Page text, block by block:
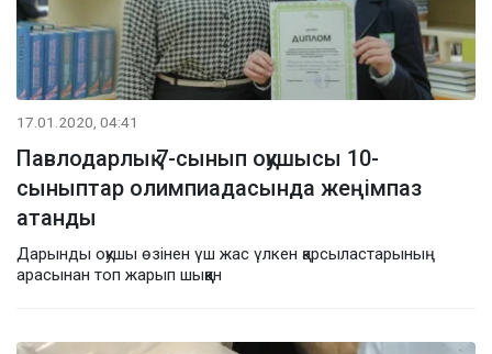
17.01.2020, 04:41
Павлодарлық 7-сынып оқушысы 10-
сыныптар олимпиадасында жеңімпаз
атанды
Дарынды оқушы өзінен үш жас үлкен қарсыластарының
арасынан топ жарып шыққан